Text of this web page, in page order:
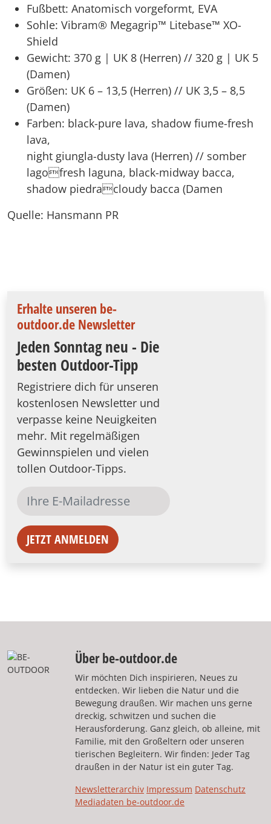
Fußbett: Anatomisch vorgeformt, EVA
Sohle: Vibram® Megagrip™ Litebase™ XO-
Shield
Gewicht: 370 g | UK 8 (Herren) // 320 g | UK 5
(Damen)
Größen: UK 6 – 13,5 (Herren) // UK 3,5 – 8,5
(Damen)
Farben: black-pure lava, shadow fiume-fresh
lava,
night giungla-dusty lava (Herren) // somber
lagofresh laguna, black-midway bacca,
shadow piedracloudy bacca (Damen
Quelle: Hansmann PR
Erhalte unseren be-
outdoor.de Newsletter
Jeden Sonntag neu - Die
besten Outdoor-Tipp
Registriere dich für unseren
kostenlosen Newsletter und
verpasse keine Neuigkeiten
mehr. Mit regelmäßigen
Gewinnspielen und vielen
tollen Outdoor-Tipps.
JETZT ANMELDEN
Über be-outdoor.de
Wir möchten Dich inspirieren, Neues zu
entdecken. Wir lieben die Natur und die
Bewegung draußen. Wir machen uns gerne
dreckig, schwitzen und suchen die
Herausforderung. Ganz gleich, ob alleine, mit
Familie, mit den Großeltern oder unseren
tierischen Begleitern. Wir finden: Jeder Tag
draußen in der Natur ist ein guter Tag.
Newsletterarchiv Impressum Datenschutz
Mediadaten be-outdoor.de